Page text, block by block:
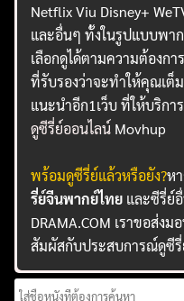
Netflix Viu Disney+
และอื่นๆ ทั้งในรูปแบบพา
เลือกดูได้ตามความต้องก
ที่รับรองว่าจะทำให้คุณเ
แนะนำอีก1เว็บ ที่ให้บริกา
ดูซีรี่ย์ออนไลน์ Movhup
พร้อมดูซีรี่ย์แล้วหรือยัง?ห
รี่ย์จีนพากย์ไทย และซีรี่ย์
DRAMA.COM เราขอส่ง
สัมผัสกับประสบการณ์ดูซี
Search